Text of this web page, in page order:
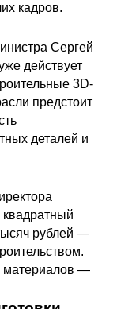
кадров.
Сергей
действует
3D-
предстоит
деталей и
рублей —
материалов —